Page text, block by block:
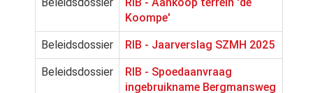
Koompe'
Beleidsdossier RIB - Jaarverslag SZMH 2025
Beleidsdossier
RIB - Spoedaanvraag
ingebruikname Bergmansweg